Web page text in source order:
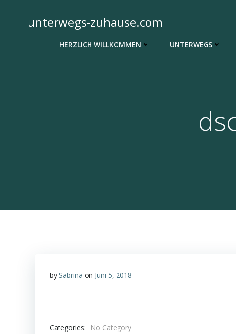
springenunterwegs-zuhause.com
HERZLICH WILLKOMMEN UNTERWEGS
by Sabrina on Juni 5, 2018
Categories:
No Category